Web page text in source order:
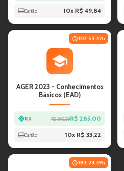
Cartão 10x R$ 49,84
107:53:32h
AGER 2023 - Conhecimentos
Básicos (EAD)
PIX R$ 300,00R$ 285,00
Cartão 10x R$ 33,22
183:24:39h